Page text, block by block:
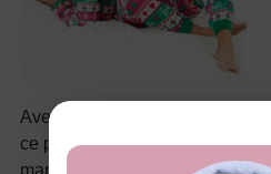
Avec sa teinte rose vif et ses
ce pyjama est à la fois ludique
manches longues apportent de